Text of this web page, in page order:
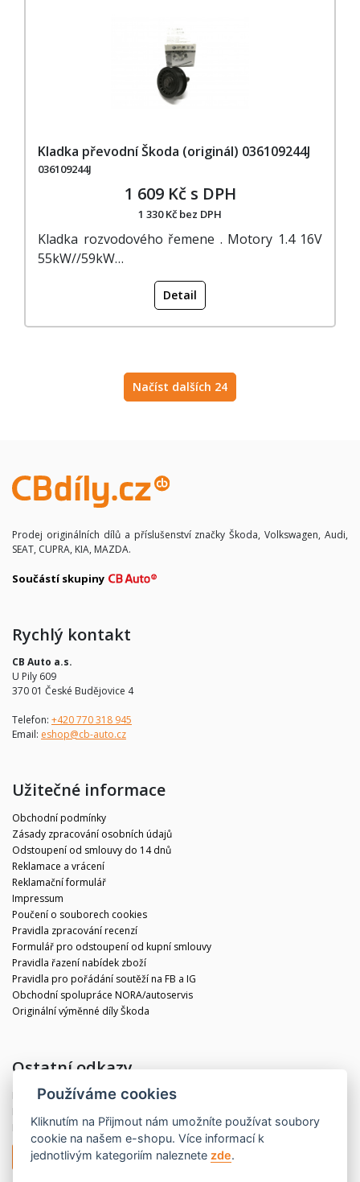
Kladka převodní Škoda (originál) 036109244J
036109244J
1 609 Kč s DPH
1 330 Kč bez DPH
Kladka rozvodového řemene . Motory 1.4 16V
55kW//59kW…
Detail
Načíst dalších 24
Prodej originálních dílů a příslušenství značky Škoda, Volkswagen, Audi,
SEAT, CUPRA, KIA, MAZDA.
Součástí skupiny
Rychlý kontakt
CB Auto a.s.
U Pily 609
370 01 České Budějovice 4
Telefon: +420 770 318 945
Email: eshop@cb-auto.cz
Užitečné informace
Obchodní podmínky
Zásady zpracování osobních údajů
Odstoupení od smlouvy do 14 dnů
Reklamace a vrácení
Reklamační formulář
Impressum
Poučení o souborech cookies
Pravidla zpracování recenzí
Formulář pro odstoupení od kupní smlouvy
Pravidla řazení nabídek zboží
Pravidla pro pořádání soutěží na FB a IG
Obchodní spolupráce NORA/autoservis
Originální výměnné díly Škoda
Ostatní odkazy
Blog
Partneři
Odstoupit od smlouvy
Používáme cookies
Kliknutím na Přijmout nám umožníte používat soubory
cookie na našem e-shopu. Více informací k
jednotlivým kategoriím naleznete zde.